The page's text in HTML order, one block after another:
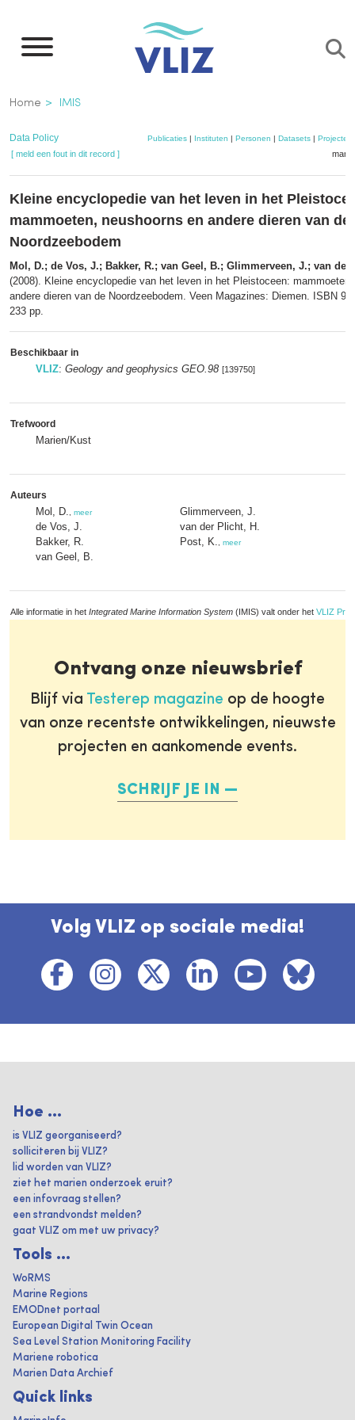
naar
inhoud
gaan
Kruimelpad
Home IMIS
Data Policy Publicaties| Instituten | Personen | Datasets| Projecten
[ meld een fout in dit record ]
Kleine encyclopedie van het leven in het
mammoeten, neushoorns en andere dieren van de
Noordzeebodem
Mol, D.; de Vos, J.; Bakker, R.; van Geel, B.; Glimmerveen, J.; van
(2008). Kleine encyclopedie van het leven in het Pleistoceen:
andere dieren van de Noordzeebodem. Veen Magazines: Diemen. ISBN
233 pp.
Beschikbaar in
VLIZ: Geology and geophysics GEO.98 [139750]
Trefwoord
Marien/Kust
Auteurs
Mol, D. meer
de Vos, J.
Bakker, R.
van Geel, B.
Glimmerveen, J.
van der Plicht, H.
Post, K.
meer
Alle informatie in het Integrated Marine Information System (IMIS) valt onder het VLIZ
Ontvang onze nieuwsbrief
Blijf via Testerep magazine op de hoogte
van onze recentste ontwikkelingen, nieuwste
projecten en aankomende events.
SCHRIJF JE IN
Volg VLIZ op sociale media!
Hoe ...
is VLIZ georganiseerd?
solliciteren bij VLIZ?
lid worden van VLIZ?
ziet het marien onderzoek eruit?
een infovraag stellen?
een strandvondst melden?
gaat VLIZ om met uw privacy?
Tools ...
WoRMS
Marine Regions
EMODnet portaal
European Digital Twin Ocean
Sea Level Station Monitoring Facility
Mariene robotica
Marien Data Archief
Quick links